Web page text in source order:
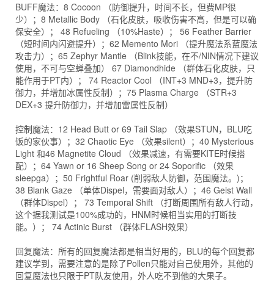
BUFF魔法：8 Cocoon （防御提升，时间不长，但费MP很
少）；8 Metallic Body （石化皮肤，吸收伤害不高，但是可以确
保安全）； 48 Refueling （10%Haste）； 56 Feather Barrier
（短时间内闪避提升）；62 Memento Mori （提升魔法系蓝魔法
攻击力）；65 Zephyr Mantle （Blink技能，在不/NIN情况下建议
使用，不可与空蝉叠加） 67 Diamondhide （群体石化皮肤，只
能作用于PT内）； 74 Reactor Cool （INT+3 MND+3，提升防
御力，并增加冰属性反制）；75 Plasma Charge （STR+3
DEX+3 提升防御力，并增加雷属性反制）
控制魔法：12 Head Butt or 69 Tail Slap （效果STUN，BLU吃
饭的家伙事）；32 Chaotic Eye （效果silent）；40 Mysterious
Light 和46 Magnetite Cloud （效果减速，有需要KITE时候搭
配）；64 Yawn or 16 Sheep Song or 24 Soporific （效果
sleepga）；50 Frightful Roar (削弱敌人防御，范围魔法。)；
38 Blank Gaze （单体Dispel，需要面对敌人）；46 Geist Wall
（群体Dispel）； 73 Temporal Shift （打断周围所有敌人行动，
这个据我测试是100%成功的，HNM时候相当实用的打断技
能。）； 74 Actinic Burst （群体FLASH效果）
回复魔法：所有的回复魔法都是相当好用的，BLU的每个回复都
建议学到，需要注意的是除了Pollen只能对自己使用外，其他的
回复魔法也只限于PT队友使用，外人吃不到他的大果子。